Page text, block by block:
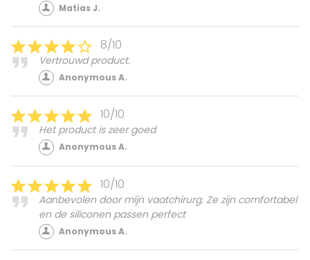
Matias J.
8/10
Vertrouwd product.
Anonymous A.
10/10
Het product is zeer goed
Anonymous A.
10/10
Aanbevolen door mijn vaatchirurg. Ze zijn comfortabel
en de siliconen passen perfect
Anonymous A.